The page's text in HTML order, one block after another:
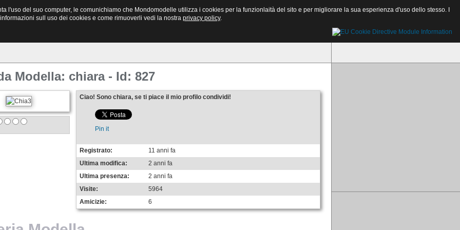
Annunci vari e Casting Richiesta invio Il tuo Sito
Modella: chiara - Id: 827
Ciao! Sono chiara, se ti piace il mio profilo condividi!
Pin it
Registrato:
11 anni fa
Ultima modifica:
2 anni fa
Ultima presenza:
2 anni fa
Visite:
5964
Amicizie:
6
l'uso del suo computer, le comunichiamo che Mondomodelle utilizza i cookies per la funzionlaità del sito e per migliorare la sua esperienza d'uso dello stesso. I
sull uso dei cookies e come rimuoverli vedi la nostra privacy policy.